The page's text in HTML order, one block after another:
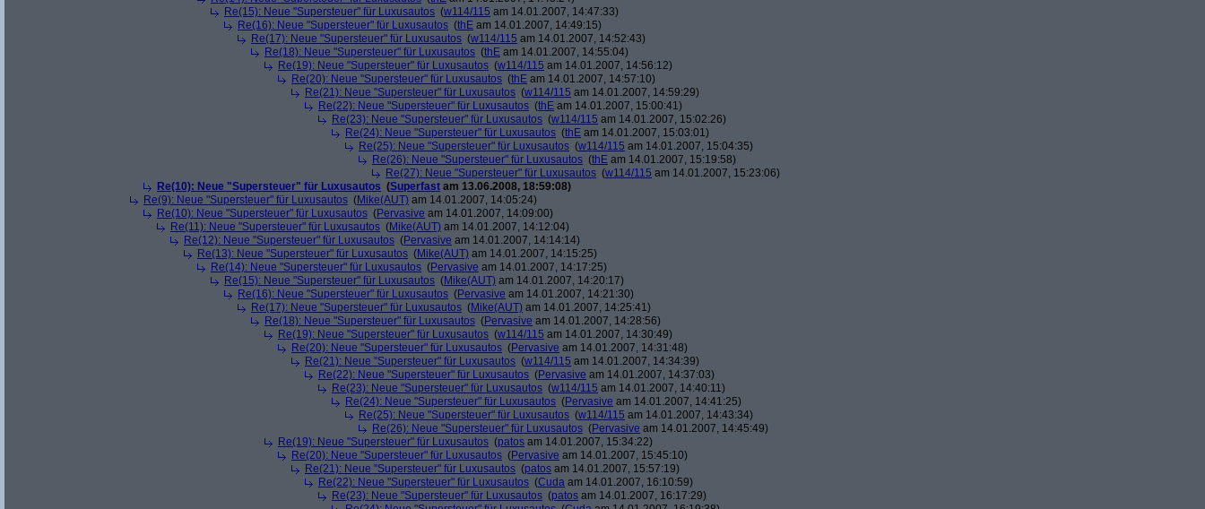
Re(15): Neue "Supersteuer" für Luxusautos (w114/115 am 14.01.2007, 14:47:33)
Re(16): Neue "Supersteuer" für Luxusautos (thE am 14.01.2007, 14:49:15)
Re(17): Neue "Supersteuer" für Luxusautos (w114/115 am 14.01.2007, 14:52:43)
Re(18): Neue "Supersteuer" für Luxusautos (thE am 14.01.2007, 14:55:04)
Re(19): Neue "Supersteuer" für Luxusautos (w114/115 am 14.01.2007, 14:56:12)
Re(20): Neue "Supersteuer" für Luxusautos (thE am 14.01.2007, 14:57:10)
Re(21): Neue "Supersteuer" für Luxusautos (w114/115 am 14.01.2007, 14:59:29)
Re(22): Neue "Supersteuer" für Luxusautos (thE am 14.01.2007, 15:00:41)
Re(23): Neue "Supersteuer" für Luxusautos (w114/115 am 14.01.2007, 15:02:26)
Re(24): Neue "Supersteuer" für Luxusautos (thE am 14.01.2007, 15:03:01)
Re(25): Neue "Supersteuer" für Luxusautos (w114/115 am 14.01.2007, 15:04:35)
Re(26): Neue "Supersteuer" für Luxusautos (thE am 14.01.2007, 15:19:58)
Re(27): Neue "Supersteuer" für Luxusautos (w114/115 am 14.01.2007, 15:23:06)
Re(10): Neue "Supersteuer" für Luxusautos (Superfast am 13.06.2008, 18:59:08)
Re(9): Neue "Supersteuer" für Luxusautos (Mike(AUT) am 14.01.2007, 14:05:24)
Re(10): Neue "Supersteuer" für Luxusautos (Pervasive am 14.01.2007, 14:09:00)
Re(11): Neue "Supersteuer" für Luxusautos (Mike(AUT) am 14.01.2007, 14:12:04)
Re(12): Neue "Supersteuer" für Luxusautos (Pervasive am 14.01.2007, 14:14:14)
Re(13): Neue "Supersteuer" für Luxusautos (Mike(AUT) am 14.01.2007, 14:15:25)
Re(14): Neue "Supersteuer" für Luxusautos (Pervasive am 14.01.2007, 14:17:25)
Re(15): Neue "Supersteuer" für Luxusautos (Mike(AUT) am 14.01.2007, 14:20:17)
Re(16): Neue "Supersteuer" für Luxusautos (Pervasive am 14.01.2007, 14:21:30)
Re(17): Neue "Supersteuer" für Luxusautos (Mike(AUT) am 14.01.2007, 14:25:41)
Re(18): Neue "Supersteuer" für Luxusautos (Pervasive am 14.01.2007, 14:28:56)
Re(19): Neue "Supersteuer" für Luxusautos (w114/115 am 14.01.2007, 14:30:49)
Re(20): Neue "Supersteuer" für Luxusautos (Pervasive am 14.01.2007, 14:31:48)
Re(21): Neue "Supersteuer" für Luxusautos (w114/115 am 14.01.2007, 14:34:39)
Re(22): Neue "Supersteuer" für Luxusautos (Pervasive am 14.01.2007, 14:37:03)
Re(23): Neue "Supersteuer" für Luxusautos (w114/115 am 14.01.2007, 14:40:11)
Re(24): Neue "Supersteuer" für Luxusautos (Pervasive am 14.01.2007, 14:41:25)
Re(25): Neue "Supersteuer" für Luxusautos (w114/115 am 14.01.2007, 14:43:34)
Re(26): Neue "Supersteuer" für Luxusautos (Pervasive am 14.01.2007, 14:45:49)
Re(19): Neue "Supersteuer" für Luxusautos (patos am 14.01.2007, 15:34:22)
Re(20): Neue "Supersteuer" für Luxusautos (Pervasive am 14.01.2007, 15:45:10)
Re(21): Neue "Supersteuer" für Luxusautos (patos am 14.01.2007, 15:57:19)
Re(22): Neue "Supersteuer" für Luxusautos (Cuda am 14.01.2007, 16:10:59)
Re(23): Neue "Supersteuer" für Luxusautos (patos am 14.01.2007, 16:17:29)